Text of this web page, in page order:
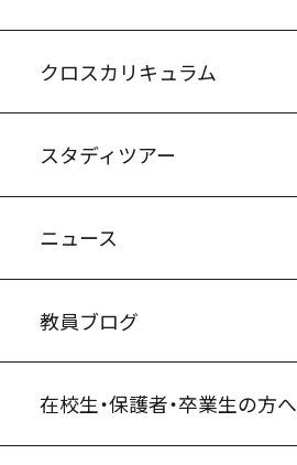
クロスカリキュラム
スタディツアー
ニュース
教員ブログ
在校生・保護者・卒業生の方へ